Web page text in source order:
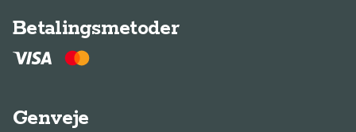
Betalingsmetoder
Genveje